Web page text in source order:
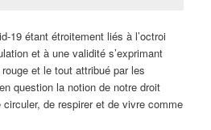
19 étant étroitement liés à l’octroi
et à une validité s’exprimant
et le tout attribué par les
question la notion de notre droit
de respirer et de vivre comme